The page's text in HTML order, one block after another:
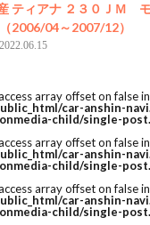
ティアナ ２３０ＪＭ
2006/04～2007/12）
2022.06.15
array offset on false in
car-anshin-
child/single-
array offset on false in
car-anshin-
child/single-
array offset on false in
car-anshin-
child/single-